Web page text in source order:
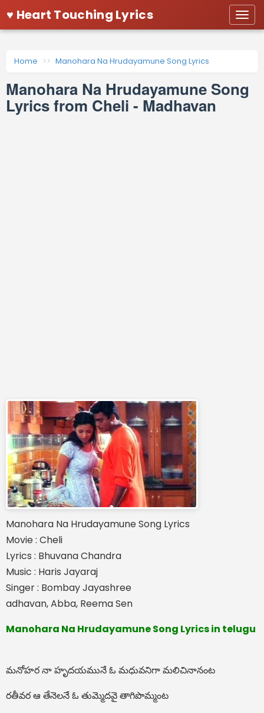
♥ Heart Touching Lyrics
Home Manohara Na Hrudayamune Song Lyrics
Manohara Na Hrudayamune Song
Lyrics from Cheli - Madhavan
Manohara Na Hrudayamune Song Lyrics
Movie : Cheli
Lyrics : Bhuvana Chandra
Music : Haris Jayaraj
Singer : Bombay Jayashree
adhavan, Abba, Reema Sen
Manohara Na Hrudayamune Song Lyrics in telugu
మనోహర నా హృదయమునే ఓ మధువనిగా మలిచినానంట
రతీవర ఆ తేనెలనే ఓ తుమ్మెదవై తాగిపొమ్మంట